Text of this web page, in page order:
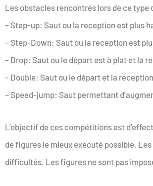
Les obstacles rencontrés lors de ce type
– Step-up: Saut ou la reception est plus
– Step-Down: Saut ou la reception est
– Drop: Saut ou le départ est à plat et la
– Double: Saut ou le départ et la
– Speed-jump: Saut permettant
L’objectif de ces compétitions est
de figures le mieux executé possible.
difficultés. Les figures ne sont pas